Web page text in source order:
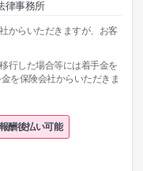
律事務所
からいただきますが、お客
行した場合等には着手金を
を保険会社からいただきま
酬後払い可能